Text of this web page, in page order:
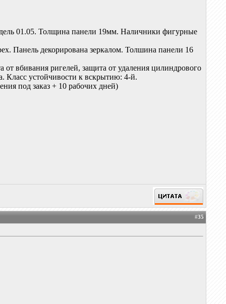
01.05. Толщина панели 19мм. Наличники фигурные
Панель декорирована зеркалом. Толшина панели 16
вбивания ригелей, защита от удаления цилиндрового
Класс устойчивости к вскрытию: 4-й.
под заказ + 10 рабочих дней)
#35